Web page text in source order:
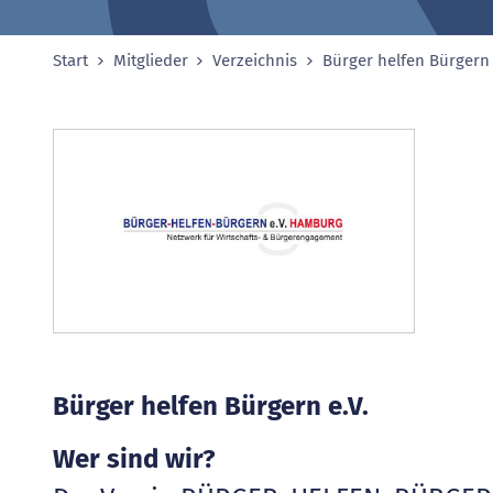
Sie sind hier:
Start Mitglieder Verzeichnis Bürger helfen Bürgern
Bürger helfen Bürgern e.V.
Wer sind wir?